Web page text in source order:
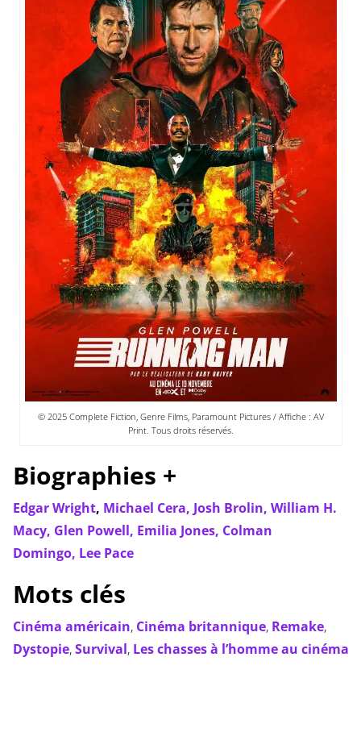
© 2025 Complete Fiction, Genre Films, Paramount Pictures / Affiche : AV
Print. Tous droits réservés.
Biographies +
Edgar Wright, Michael Cera, Josh Brolin, William H.
Macy, Glen Powell, Emilia Jones, Colman
Domingo, Lee Pace
Mots clés
Cinéma américain, Cinéma britannique, Remake,
Dystopie,Survival, Les chasses à l’homme au cinéma